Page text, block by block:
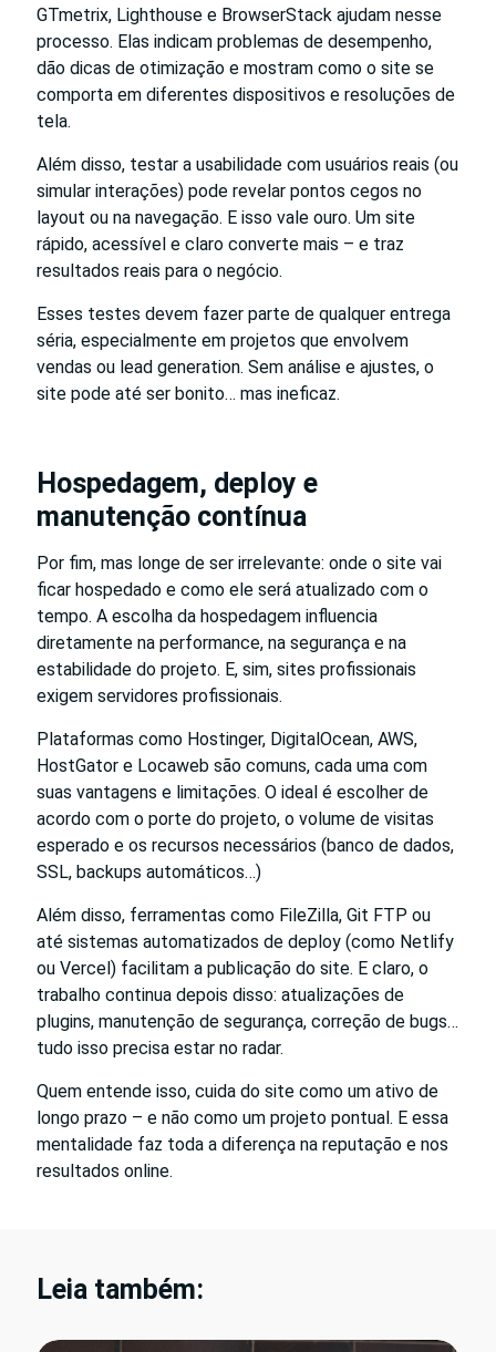
GTmetrix, Lighthouse e BrowserStack ajudam nesse
processo. Elas indicam problemas de desempenho,
dão dicas de otimização e mostram como o site se
comporta em diferentes dispositivos e resoluções de
tela.
Além disso, testar a usabilidade com usuários reais (ou
simular interações) pode revelar pontos cegos no
layout ou na navegação. E isso vale ouro. Um site
rápido, acessível e claro converte mais – e traz
resultados reais para o negócio.
Esses testes devem fazer parte de qualquer entrega
séria, especialmente em projetos que envolvem
vendas ou lead generation. Sem análise e ajustes, o
site pode até ser bonito… mas ineficaz.
Hospedagem, deploy e
manutenção contínua
Por fim, mas longe de ser irrelevante: onde o site vai
ficar hospedado e como ele será atualizado com o
tempo. A escolha da hospedagem influencia
diretamente na performance, na segurança e na
estabilidade do projeto. E, sim, sites profissionais
exigem servidores profissionais.
Plataformas como Hostinger, DigitalOcean, AWS,
HostGator e Locaweb são comuns, cada uma com
suas vantagens e limitações. O ideal é escolher de
acordo com o porte do projeto, o volume de visitas
esperado e os recursos necessários (banco de dados,
SSL, backups automáticos…)
Além disso, ferramentas como FileZilla, Git FTP ou
até sistemas automatizados de deploy (como Netlify
ou Vercel) facilitam a publicação do site. E claro, o
trabalho continua depois disso: atualizações de
plugins, manutenção de segurança, correção de bugs…
tudo isso precisa estar no radar.
Quem entende isso, cuida do site como um ativo de
longo prazo – e não como um projeto pontual. E essa
mentalidade faz toda a diferença na reputação e nos
resultados online.
Leia também: